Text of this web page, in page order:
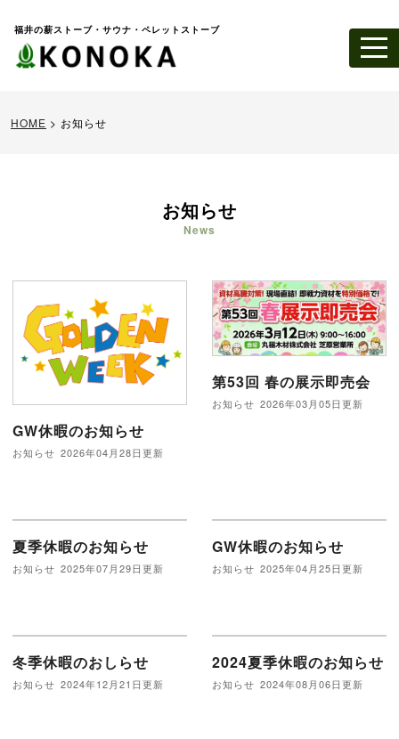
福井の薪ストーブ・サウナ・ペレットストーブ
HOME > お知らせ
お知らせ
News
GW休暇のお知らせ
お知らせ 2026年04月28日更新
第53回 春の展示即売会
お知らせ 2026年03月05日更新
夏季休暇のお知らせ
お知らせ 2025年07月29日更新
GW休暇のお知らせ
お知らせ 2025年04月25日更新
冬季休暇のおしらせ
お知らせ 2024年12月21日更新
2024夏季休暇のお知らせ
お知らせ 2024年08月06日更新